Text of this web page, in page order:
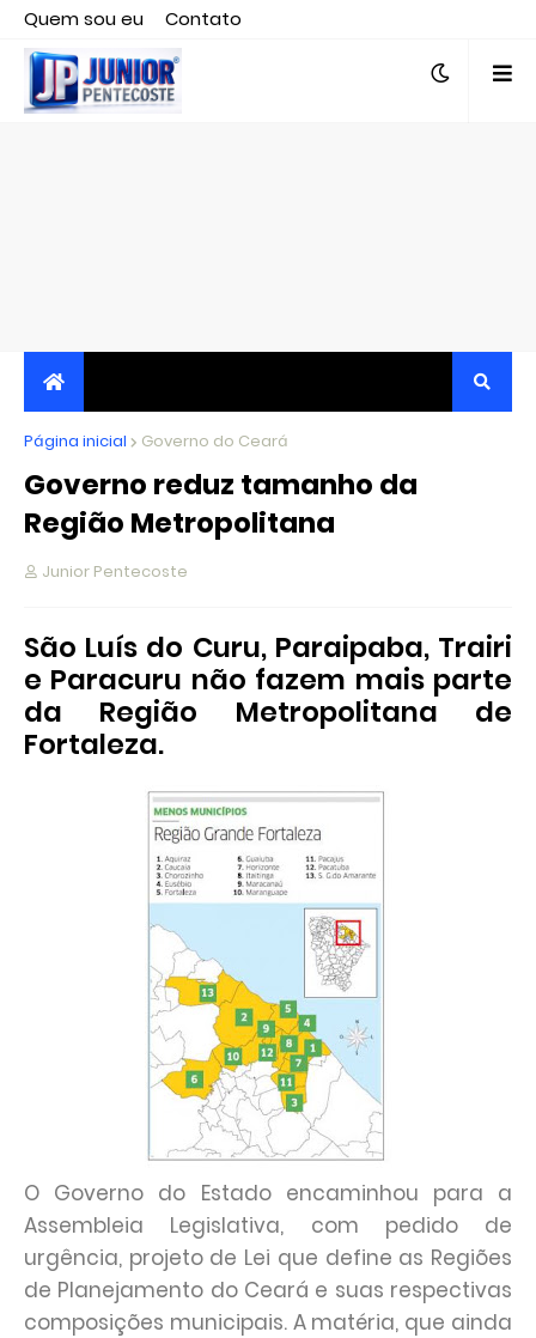
Quem sou eu
Contato
Editor responsável, jornalista Clovis Almeida.
JORNALISMO INDEPENDENTE, TRANSPARENTE E
CRÍTICO
Página inicial Governo do Ceará
Governo reduz tamanho da
Região Metropolitana
Junior Pentecoste
São Luís do Curu, Paraipaba, Trairi
e Paracuru não fazem mais parte
da Região Metropolitana de
Fortaleza.
O Governo do Estado encaminhou para a
Assembleia Legislativa, com pedido de
urgência, projeto de Lei que define as Regiões
de Planejamento do Ceará e suas respectivas
composições municipais. A matéria, que ainda